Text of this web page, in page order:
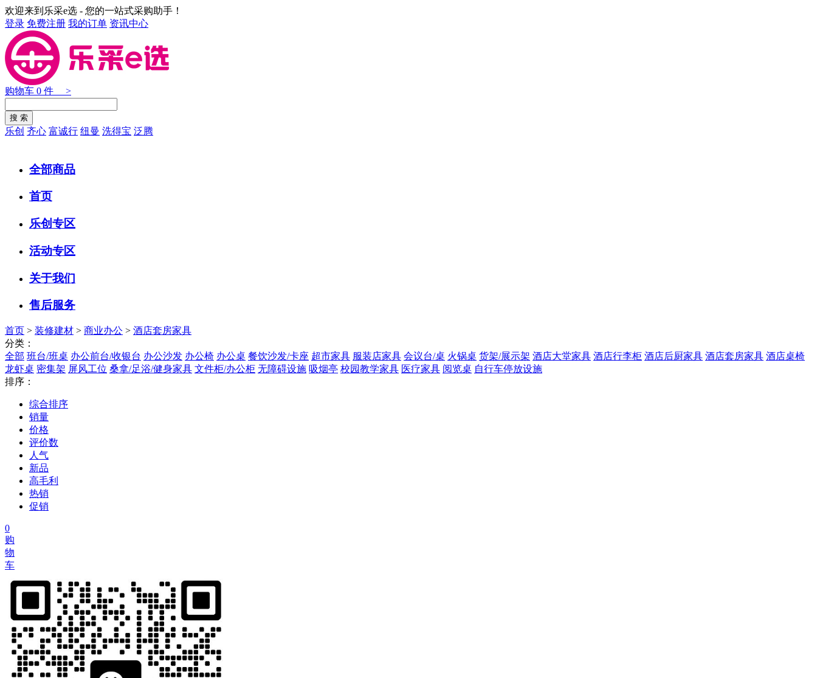
欢迎来到乐采e选 - 您的一站式采购助手！
登录 免费注册 我的订单 资讯中心
购物车 0 件 >
乐创 齐心 富诚行 纽曼 洗得宝 泛腾
全部商品
首页
乐创专区
活动专区
关于我们
售后服务
首页 > 装修建材 > 商业办公 > 酒店套房家具
分类：
全部 班台/班桌 办公前台/收银台 办公沙发 办公椅 办公桌 餐饮沙发/卡座 超市家具 服装店家具 会议台/桌 火锅桌 货架/展示架 酒店大堂家具 酒店行李柜 酒店后厨家具 酒店套房家具 酒店桌椅
龙虾桌 密集架 屏风工位 桑拿/足浴/健身家具 文件柜/办公柜 无障碍设施 吸烟亭 校园教学家具 医疗家具 阅览桌 自行车停放设施
排序：
综合排序
销量
价格
评价数
人气
新品
高毛利
热销
促销
0
购
物
车